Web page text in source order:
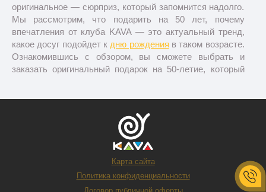
оригинальное — сюрприз, который запомнится надолго.
Мы рассмотрим, что подарить на 50 лет, почему
впечатления от клуба KAVA — это актуальный тренд,
какое досуг подойдет к дню рождения в таком возрасте.
Ознакомившись с обзором, вы сможете выбрать и
заказать оригинальный подарок на 50-летие, который
Подарки на 50 лет:
Оригинальные и креативные
В 50-летнем возрасте люди уже хорошо знают, что им
Карта сайта
Политика конфиденциальности